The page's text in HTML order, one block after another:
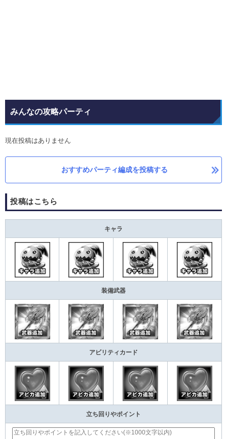
みんなの攻略パーティ
現在投稿はありません
おすすめパーティ編成を投稿する
投稿はこちら
キャラ
装備武器
アビリティカード
立ち回りやポイント